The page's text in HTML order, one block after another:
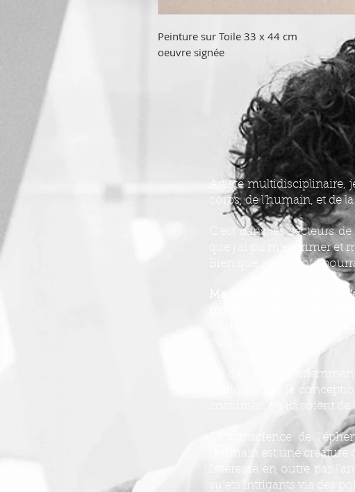
Peinture sur Toile 33 x 44 cm
oeuvre signée
Artiste multidisciplinaire,
corps, de l’humain, et de
C’est dans les secteurs
que j’ai pu m’exprimer et
Bien que mon profil
Ma démarche en tant
plutôt que dans une
d’Ariane », reliant d’un
La danse est
pratiques (de la
costumes, qu’ils soient
La conscience de
l’humain est une
Intéressé en outre par
sujets intrigants via des